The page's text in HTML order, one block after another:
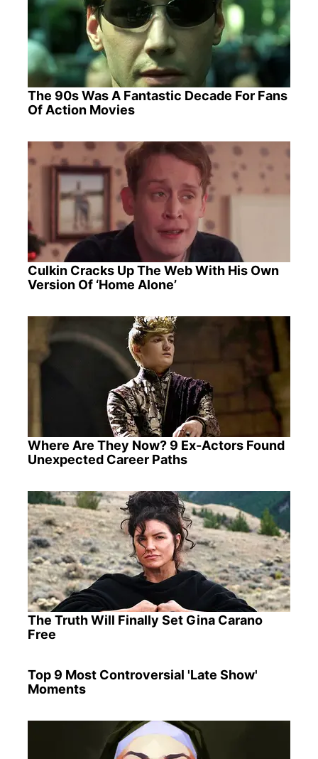
The 90s Was A Fantastic Decade For Fans
Of Action Movies
Culkin Cracks Up The Web With His Own
Version Of ‘Home Alone’
Where Are They Now? 9 Ex-Actors Found
Unexpected Career Paths
The Truth Will Finally Set Gina Carano
Free
Top 9 Most Controversial 'Late Show'
Moments